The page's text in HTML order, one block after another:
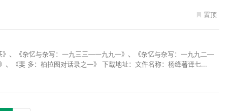
置顶
、《杂忆与杂写：一九三三—一九九一》、《杂忆与杂写：一九九二—
、《斐 多：柏拉图对话录之一》 下载地址：文件名称：杨绛著译七...